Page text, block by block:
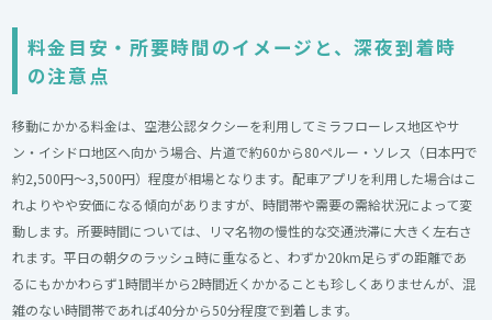
料金目安・所要時間のイメージと、深夜到着時
の注意点
移動にかかる料金は、空港公認タクシーを利用してミラフローレス地区やサ
ン・イシドロ地区へ向かう場合、片道で約60から80ペルー・ソレス（日本円で
約2,500円〜3,500円）程度が相場となります。配車アプリを利用した場合はこ
れよりやや安価になる傾向がありますが、時間帯や需要の需給状況によって変
動します。所要時間については、リマ名物の慢性的な交通渋滞に大きく左右さ
れます。平日の朝夕のラッシュ時に重なると、わずか20km足らずの距離であ
るにもかかわらず1時間半から2時間近くかかることも珍しくありませんが、混
雑のない時間帯であれば40分から50分程度で到着します。